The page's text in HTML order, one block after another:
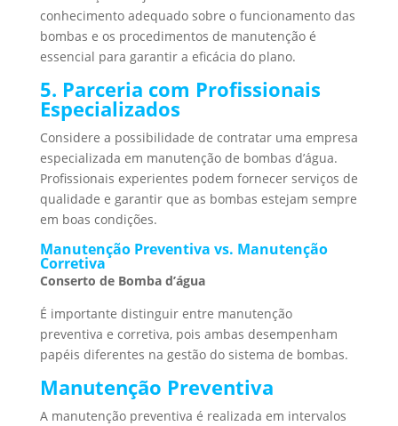
conhecimento adequado sobre o funcionamento das
bombas e os procedimentos de manutenção é
essencial para garantir a eficácia do plano.
5. Parceria com Profissionais
Especializados
Considere a possibilidade de contratar uma empresa
especializada em manutenção de bombas d’água.
Profissionais experientes podem fornecer serviços de
qualidade e garantir que as bombas estejam sempre
em boas condições.
Manutenção Preventiva vs. Manutenção
Corretiva
Conserto de Bomba d’água
É importante distinguir entre manutenção
preventiva e corretiva, pois ambas desempenham
papéis diferentes na gestão do sistema de bombas.
Manutenção Preventiva
A manutenção preventiva é realizada em intervalos